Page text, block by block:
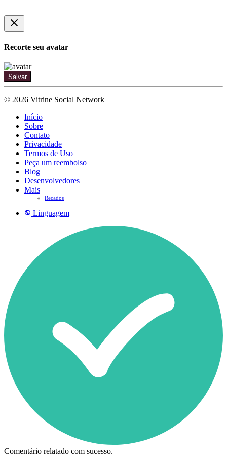
Recorte seu avatar
Salvar
© 2026 Vitrine Social Network
Início
Sobre
Contato
Privacidade
Termos de Uso
Peça um reembolso
Blog
Desenvolvedores
Mais
Recados
Linguagem
Comentário relatado com sucesso.